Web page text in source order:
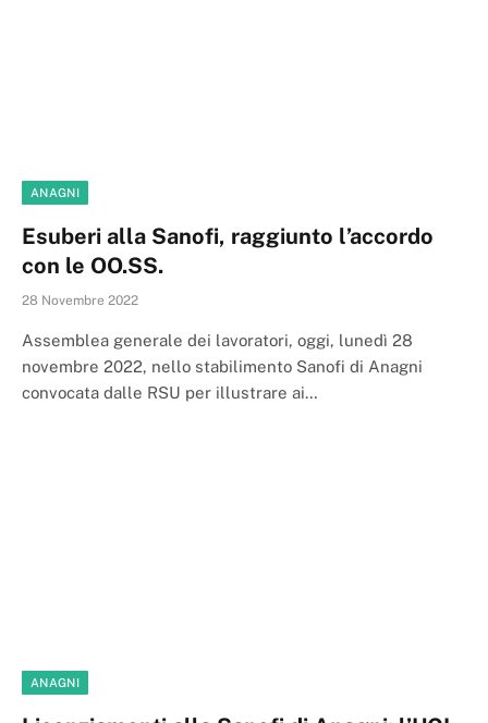
ANAGNI
Esuberi alla Sanofi, raggiunto l’accordo
con le OO.SS.
28 Novembre 2022
Assemblea generale dei lavoratori, oggi, lunedì 28
novembre 2022, nello stabilimento Sanofi di Anagni
convocata dalle RSU per illustrare ai…
ANAGNI